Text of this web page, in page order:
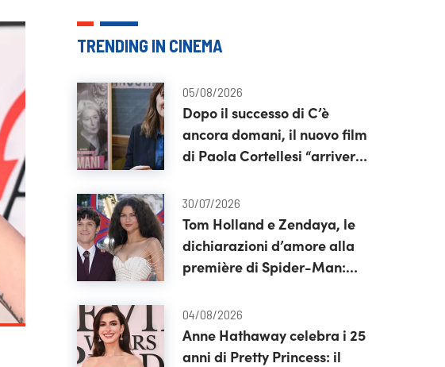
TRENDING IN CINEMA
05/08/2026
Dopo il successo di C’è
ancora domani, il nuovo film
di Paola Cortellesi “arriverà
30/07/2026
Tom Holland e Zendaya, le
dichiarazioni d’amore alla
première di Spider-Man:
04/08/2026
Anne Hathaway celebra i 25
anni di Pretty Princess: il